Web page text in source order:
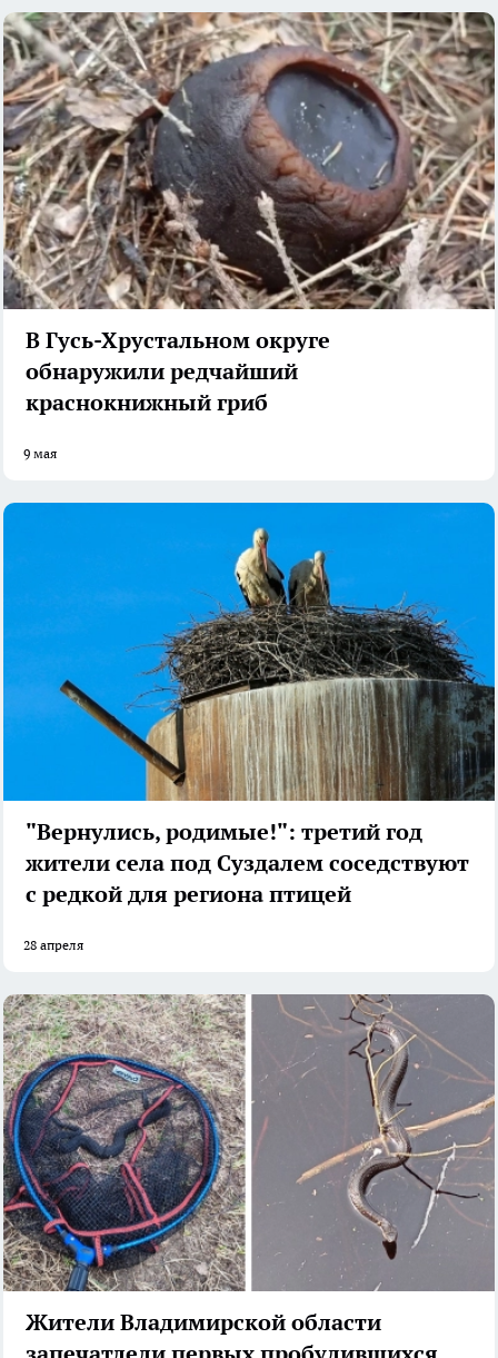
В Гусь-Хрустальном округе
обнаружили редчайший
краснокнижный гриб
9 мая
"Вернулись, родимые!": третий год
жители села под Суздалем соседствуют
с редкой для региона птицей
28 апреля
Жители Владимирской области